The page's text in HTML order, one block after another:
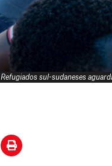
Refugiados sul-sudaneses